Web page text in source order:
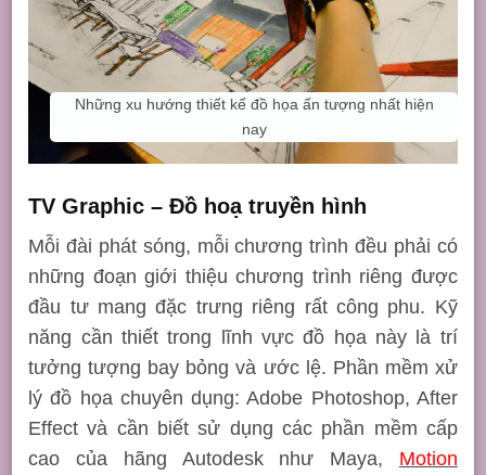
Những xu hướng thiết kế đồ họa ấn tượng nhất hiện
nay
TV Graphic – Đồ hoạ truyền hình
Mỗi đài phát sóng, mỗi chương trình đều phải có
những đoạn giới thiệu chương trình riêng được
đầu tư mang đặc trưng riêng rất công phu. Kỹ
năng cần thiết trong lĩnh vực đồ họa này là trí
tưởng tượng bay bỏng và ước lệ. Phần mềm xử
lý đồ họa chuyên dụng: Adobe Photoshop, After
Effect và cần biết sử dụng các phần mềm cấp
cao của hãng Autodesk như Maya, Motion